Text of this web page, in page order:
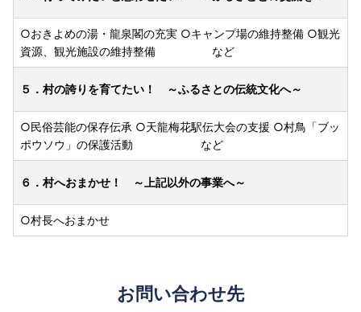
○おきよめの湯・龍泉閣の充実 ○キャンプ場の維持整備 ○観光
資源、観光施設の維持整備 など
５．村の誇りを育てたい！ ～ふるさとの伝統文化へ～
○民俗芸能の保存伝承 ○天龍梅花駅伝大会の支援 ○村鳥「ブッ
ポウソウ」の保護活動 など
６．村へおまかせ！ ～上記以外の事業へ～
○村長へおまかせ
お問い合わせ先